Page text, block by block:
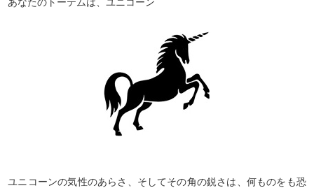
ユニコーンの気性のあらさ、そしてその角の鋭さは、何ものをも恐